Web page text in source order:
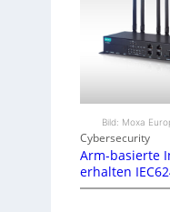
Bild: Moxa
Cybersecurity
Arm-basierte
erhalten